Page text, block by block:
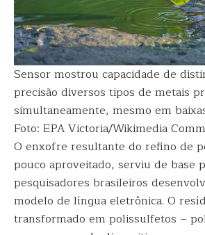
Sensor mostrou capacidade de
precisão diversos tipos de metais
simultaneamente, mesmo em
Foto: EPA Victoria/Wikimedia
O enxofre resultante do refino de
pouco aproveitado, serviu de base
pesquisadores brasileiros
modelo de língua eletrônica. O
transformado em polissulfetos –